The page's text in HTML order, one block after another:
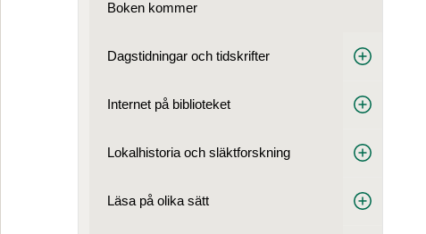
Boken kommer
Dagstidningar och tidskrifter
Internet på biblioteket
Lokalhistoria och släktforskning
Läsa på olika sätt